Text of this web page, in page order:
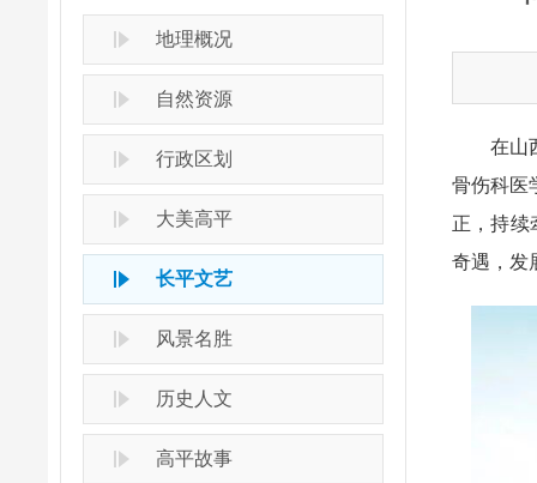
地理概况
自然资源
行政区划
大美高平
长平文艺
风景名胜
历史人文
高平故事
在山西
骨伤科医
正，持续
奇遇，发